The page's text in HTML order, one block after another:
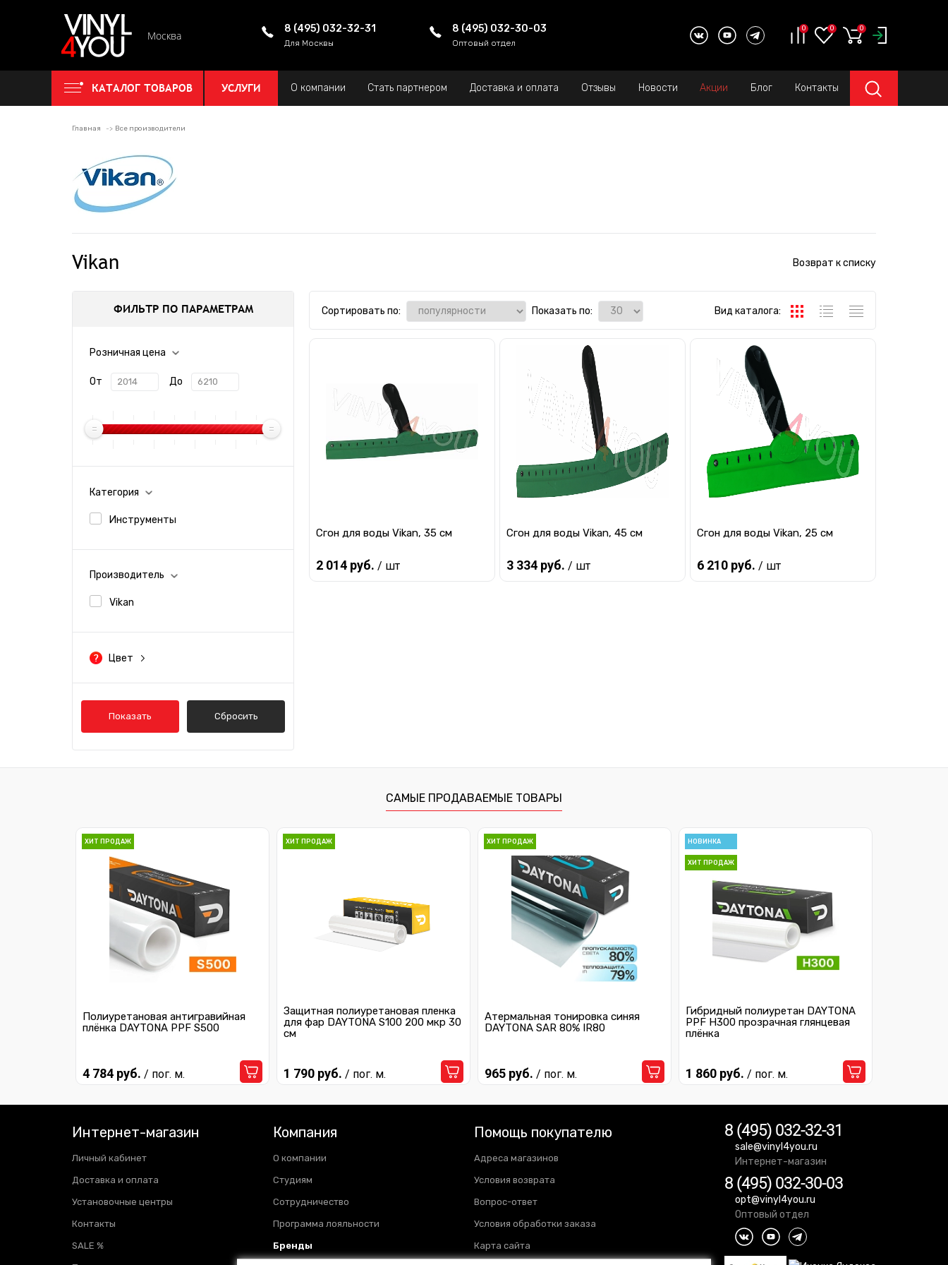
Москва
8 (495) 032-32-31
Для Москвы
8 (495) 032-30-03
Оптовый отдел
0 0 0
КАТАЛОГ ТОВАРОВ УСЛУГИ О компании Стать партнером Доставка и оплата Отзывы Новости Акции Блог Контакты
Главная Все производители
Возврат к списку
Vikan
ФИЛЬТР ПО ПАРАМЕТРАМ
Розничная цена
От До
Категория
Инструменты
Производитель
Vikan
Цвет
Показать Сбросить
Сортировать по: Показать по: Вид каталога:
Сгон для воды Vikan, 35 см
2 014 руб. / шт
Сгон для воды Vikan, 45 см
3 334 руб. / шт
Сгон для воды Vikan, 25 см
6 210 руб. / шт
САМЫЕ ПРОДАВАЕМЫЕ ТОВАРЫ
ХИТ ПРОДАЖ
Полиуретановая антигравийная
плёнка DAYTONA PPF S500
4 784 руб. / пог. м.
ХИТ ПРОДАЖ
Защитная полиуретановая пленка
для фар DAYTONA S100 200 мкр 30
см
1 790 руб. / пог. м.
ХИТ ПРОДАЖ
Атермальная тонировка синяя
DAYTONA SAR 80% IR80
965 руб. / пог. м.
НОВИНКА
ХИТ ПРОДАЖ
Гибридный полиуретан DAYTONA
PPF H300 прозрачная глянцевая
плёнка
1 860 руб. / пог. м.
Интернет-магазин
Личный кабинет
Доставка и оплата
Установочные центры
Контакты
SALE %
Компания
О компании
Студиям
Сотрудничество
Программа лояльности
Бренды
Помощь покупателю
Адреса магазинов
Условия возврата
Вопрос-ответ
Условия обработки заказа
Карта сайта
8 (495) 032-32-31
sale@vinyl4you.ru
Интернет-магазин
8 (495) 032-30-03
opt@vinyl4you.ru
Оптовый отдел